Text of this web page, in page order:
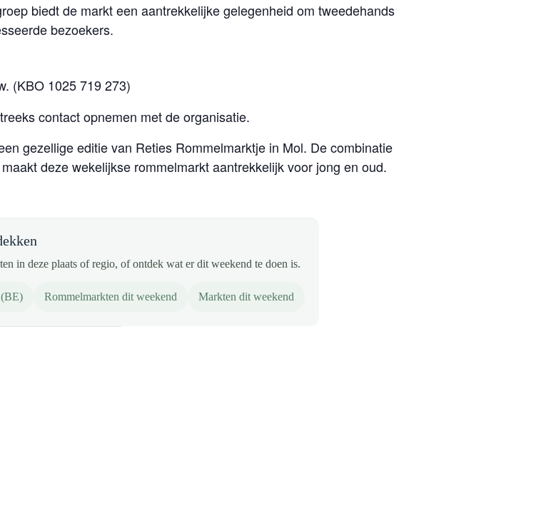
biedt de markt een aantrekkelijke gelegenheid om tweedehands
bezoekers.
(KBO 1025 719 273)
contact opnemen met de organisatie.
gezellige editie van Reties Rommelmarktje in Mol. De combinatie
deze wekelijkse rommelmarkt aantrekkelijk voor jong en oud.
in deze plaats of regio, of ontdek wat er dit weekend te doen is.
Rommelmarkten dit weekend Markten dit weekend